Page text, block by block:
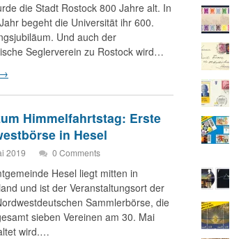
die Stadt Rostock 800 Jahre alt. In
begeht die Universität ihr 600.
Und auch der
Seglerverein zu Rostock wird…
→
Himmelfahrtstag: Erste
in Hesel
2019 0 Comments
Hesel liegt mitten in
und ist der Veranstaltungsort der
Sammlerbörse, die
sieben Vereinen am 30. Mai
wird.…